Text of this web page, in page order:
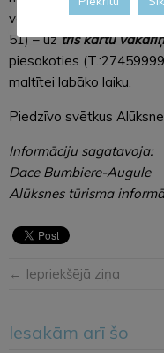
vēsturisko dzelzceļa
51) – uztrīs kārtu
piesakoties
maltītei labāko laiku.
Piedzīvo svētkus
Informāciju sagatavoja:
Dace Bumbiere-Augule
Alūksnes tūrisma
← Iepriekšējā ziņa
Iesakām arī šo